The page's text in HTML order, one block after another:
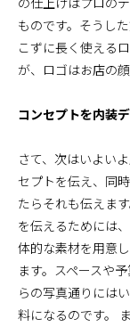
ものです。そうし
こずに長く使える
が、ロゴはお店の
コンセプトを内装
さて、次はいよい
セプトを伝え、同
たらそれも伝えま
を伝えるためには
体的な素材を用意
ます。スペースや
らの写真通りには
料になるのです。